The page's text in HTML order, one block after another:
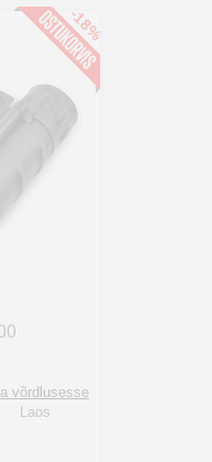
võrdlusesse
Laos
-18%